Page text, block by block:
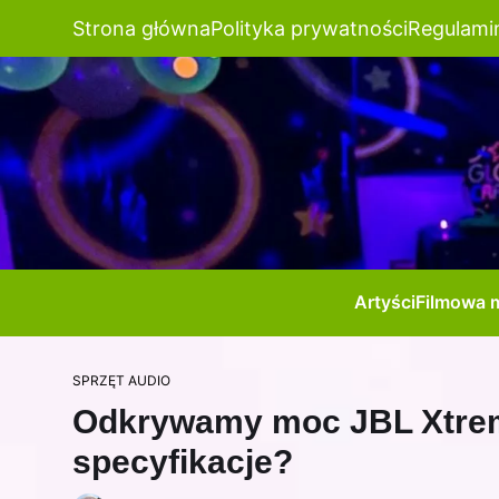
Strona głównaPolityka prywatności
ArtyściFilmowa
SPRZĘT AUDIO
Odkrywamy moc JBL
specyfikacje?